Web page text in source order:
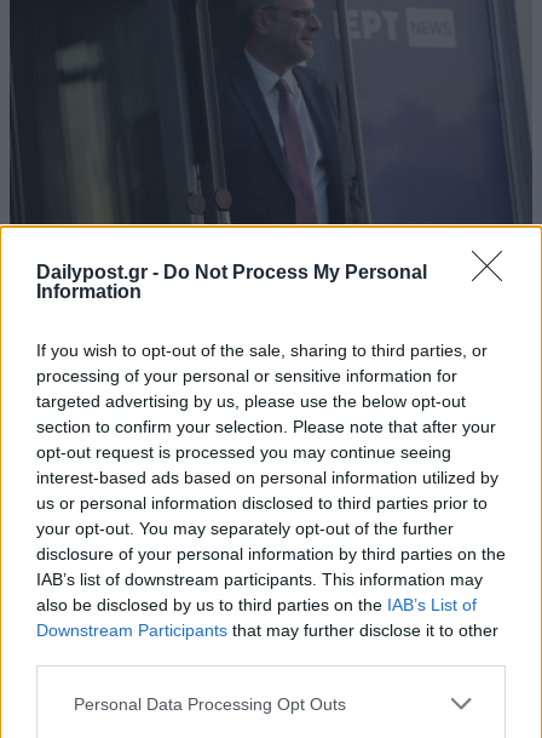
Dailypost.gr - Do Not Process My Personal
Information
If you wish to opt-out of the sale, sharing to third parties, or
processing of your personal or sensitive information for
targeted advertising by us, please use the below opt-out
section to confirm your selection. Please note that after your
opt-out request is processed you may continue seeing
interest-based ads based on personal information utilized by
us or personal information disclosed to third parties prior to
your opt-out. You may separately opt-out of the further
disclosure of your personal information by third parties on the
IAB’s list of downstream participants. This information may
also be disclosed by us to third parties on the IAB’s List of
Downstream Participants that may further disclose it to other
Personal Data Processing Opt Outs